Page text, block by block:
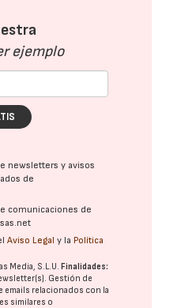
ejemplo
newsletters y avisos
de
comunicaciones de
Aviso Legal y la Política
Media, S.L.U.Finalidades:
Gestión de
emails relacionados con la
similares o